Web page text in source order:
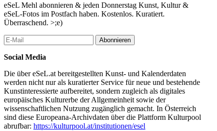
archivarischen und kuratorischen Praktiken der heutigen Kunst.
Als solche stellt sie eine besondere Art der Ausstellungsforschung
zu Kunstgeografien durch die Politik des Irrtums dar.
Die Ausstellung entstand in Zusammenarbeit mit 2.0 Association
for Art, Research and Practice und ist Teil des FWF-
Geographies (2019-2023). Wir danken allen Künstlern für ihre
Sachleistungen, Lana Čmajčanin für die Unterstützung bei der
Installation, Milan Marković und Tijana Parezanović für die
Übersetzung, WHW/Kunsthalle und Róna Kopeczky/acb gallery
für die Fotodokumentation, Tjaša Kancler für die
Video-/Interviewdokumentation, Zoe Gudović für Hilfe und
freundliche Unterstützung und allen, die diese Ausstellung
eSeL Mehl abonnieren & jeden Donnerstag Kunst, Kultur &
eSeL-Fotos im Postfach haben. Kostenlos. Kuratiert.
Überraschend. >;e)
Abonnieren
Social Media
Die über eSeL.at bereitgestellten Kunst- und Kalenderdaten
werden nicht nur als kuratierter Service für neue und bestehende
Kunstinteressierte aufbereitet, sondern zugleich als digitales
europäisches Kulturerbe der Allgemeinheit sowie der
wissenschaftlichen Nutzung zugänglich gemacht. In Österreich
sind diese Europeana-Archivdaten über die Plattform Kulturpool
abrufbar: https://kulturpool.at/institutionen/esel